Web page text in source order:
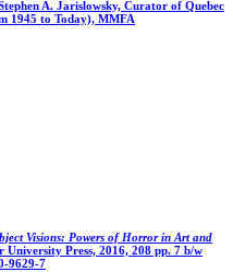
A. Jarislowsky, Curator of Quebec
1945 to Today), MMFA
Visions: Powers of Horror in Art and
University Press, 2016, 208 pp. 7 b/w
9629-7